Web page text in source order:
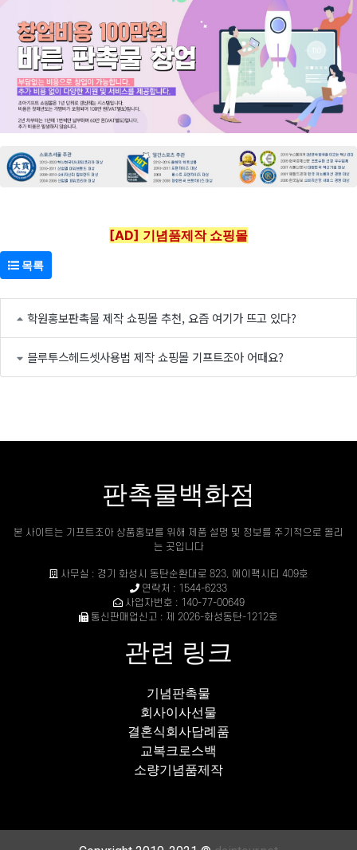
[AD] 기념품제작 쇼핑몰
목록
학원홍보판촉물 제작 쇼핑몰 추천, 요즘 여기가 뜨고 있다?
블루투스헤드셋사용법 제작 쇼핑몰 기프트조아 어때요?
판촉물백화점
본 사이트는 기프트조아 상품홍보를 위해 제품 설명 및 정보를 주기적으로 올리
는 곳입니다
사무실 : 경기 화성시 동탄순환대로 823, 에이팩시티 409호
연락처 : 1544-6233
사업자번호 : 140-77-00649
통신판매업신고 : 제 2026-화성동탄-1212호
관련 링크
기념판촉물
회사이사선물
결혼식회사답례품
교복크로스백
소량기념품제작